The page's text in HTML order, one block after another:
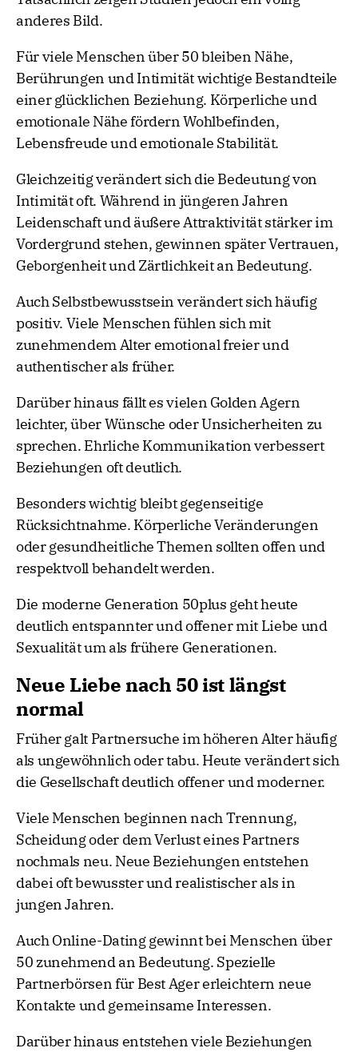
anderes Bild.
Für viele Menschen über 50 bleiben Nähe,
Berührungen und Intimität wichtige Bestandteile
einer glücklichen Beziehung. Körperliche und
emotionale Nähe fördern Wohlbefinden,
Lebensfreude und emotionale Stabilität.
Gleichzeitig verändert sich die Bedeutung von
Intimität oft. Während in jüngeren Jahren
Leidenschaft und äußere Attraktivität stärker im
Vordergrund stehen, gewinnen später Vertrauen,
Geborgenheit und Zärtlichkeit an Bedeutung.
Auch Selbstbewusstsein verändert sich häufig
positiv. Viele Menschen fühlen sich mit
zunehmendem Alter emotional freier und
authentischer als früher.
Darüber hinaus fällt es vielen Golden Agern
leichter, über Wünsche oder Unsicherheiten zu
sprechen. Ehrliche Kommunikation verbessert
Beziehungen oft deutlich.
Besonders wichtig bleibt gegenseitige
Rücksichtnahme. Körperliche Veränderungen
oder gesundheitliche Themen sollten offen und
respektvoll behandelt werden.
Die moderne Generation 50plus geht heute
deutlich entspannter und offener mit Liebe und
Sexualität um als frühere Generationen.
Neue Liebe nach 50 ist längst
normal
Früher galt Partnersuche im höheren Alter häufig
als ungewöhnlich oder tabu. Heute verändert sich
die Gesellschaft deutlich offener und moderner.
Viele Menschen beginnen nach Trennung,
Scheidung oder dem Verlust eines Partners
nochmals neu. Neue Beziehungen entstehen
dabei oft bewusster und realistischer als in
jungen Jahren.
Auch Online-Dating gewinnt bei Menschen über
50 zunehmend an Bedeutung. Spezielle
Partnerbörsen für Best Ager erleichtern neue
Kontakte und gemeinsame Interessen.
Darüber hinaus entstehen viele Beziehungen